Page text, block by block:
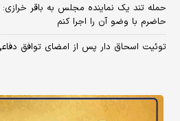
حمله تند یک نماینده مجلس به باقر
حاضرم با وضو آن را اجرا کنم
توئیت اسحاق دار پس از امضای توافق